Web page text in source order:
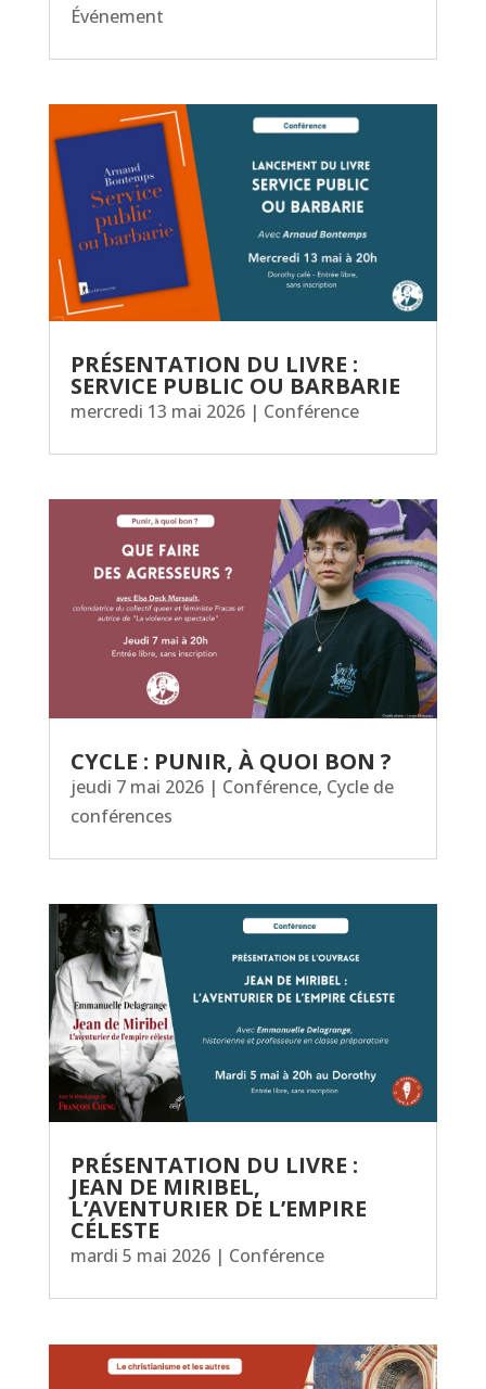
Événement
PRÉSENTATION DU LIVRE :
SERVICE PUBLIC OU BARBARIE
mercredi 13 mai 2026| Conférence
CYCLE : PUNIR, À QUOI BON ?
jeudi 7 mai 2026| Conférence, Cycle de
conférences
PRÉSENTATION DU LIVRE :
JEAN DE MIRIBEL,
L’AVENTURIER DE L’EMPIRE
CÉLESTE
mardi 5 mai 2026| Conférence